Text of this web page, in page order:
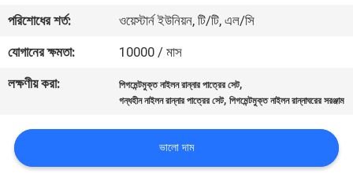
যোগাযোগ
করুন
উদ্ধৃতির
আবেদন
পরিশোধের শর্ত:
ওয়েস্টার্ন ইউনিয়ন, টি/টি, এল/সি
যোগানের ক্ষমতা:
10000 / মাস
লক্ষণীয় করা:
পিগমেন্টমুক্ত নাইলন রান্নার পাত্রের সেট,
গন্ধহীন নাইলন রান্নার পাত্রের সেট,পিগমেন্টমুক্ত নাইলন রান্নাঘরের সরঞ্জাম
ভালো দাম